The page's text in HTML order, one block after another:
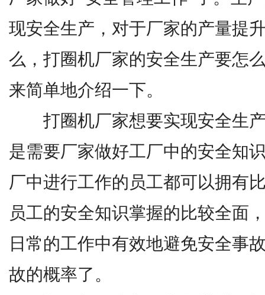
现安全生产，对于厂家的产量提
么，打圈机厂家的安全生产要怎
来简单地介绍一下。
打圈机厂家想要实现安全生产
是需要厂家做好工厂中的安全知
厂中进行工作的员工都可以拥有
员工的安全知识掌握的比较全面
日常的工作中有效地避免安全事
故的概率了。